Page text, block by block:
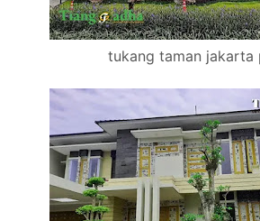
tukang taman jakarta